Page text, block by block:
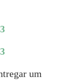
um